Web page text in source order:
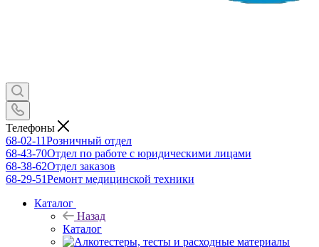
Телефоны
68-02-11Розничный отдел
68-43-70Отдел по работе с юридическими лицами
68-38-62Отдел заказов
68-29-51Ремонт медицинской техники
Каталог
Назад
Каталог